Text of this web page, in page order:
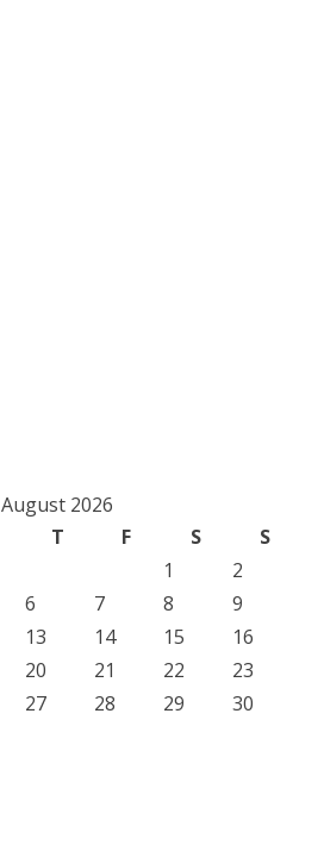
August 2026
T F S
S
1
2
6 7 8
9
13 14 15
16
20 21 22
23
27 28 29
30